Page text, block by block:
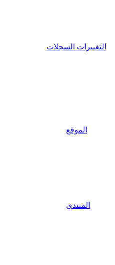
التغييرات السجلات
الموقع
المنتدى